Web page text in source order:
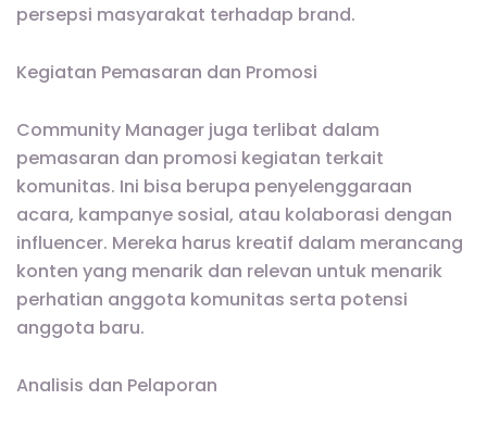
persepsi masyarakat terhadap brand.
Kegiatan Pemasaran dan Promosi
Community Manager juga terlibat dalam
pemasaran dan promosi kegiatan terkait
komunitas. Ini bisa berupa penyelenggaraan
acara, kampanye sosial, atau kolaborasi dengan
influencer. Mereka harus kreatif dalam merancang
konten yang menarik dan relevan untuk menarik
perhatian anggota komunitas serta potensi
anggota baru.
Analisis dan Pelaporan